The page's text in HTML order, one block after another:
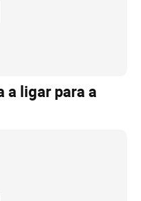
a ligar para a